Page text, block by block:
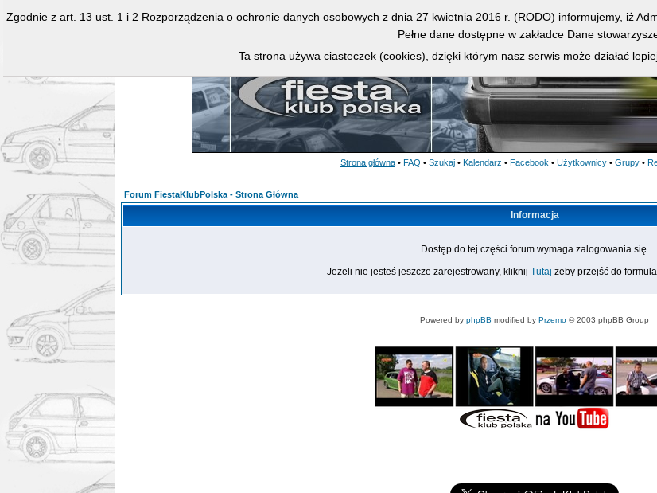
Strona główna • FAQ • Szukaj • Kalendarz • Facebook • Użytkownicy • Grupy •
Forum FiestaKlubPolska - Strona Główna
Informacja
Dostęp do tej części forum wymaga zalogowania się.
Jeżeli nie jesteś jeszcze zarejestrowany, kliknij Tutaj żeby przejść do
Powered by phpBB modified by Przemo © 2003 phpBB Group
Zgodnie z art. 13 ust. 1 i 2 Rozporządzenia o ochronie danych osobowych z dnia 27 kwietnia 2016 r. (RODO) informujemy, iż
Pełne dane dostępne w zakładce Dane
Ta strona używa ciasteczek (cookies), dzięki którym nasz serwis może działać